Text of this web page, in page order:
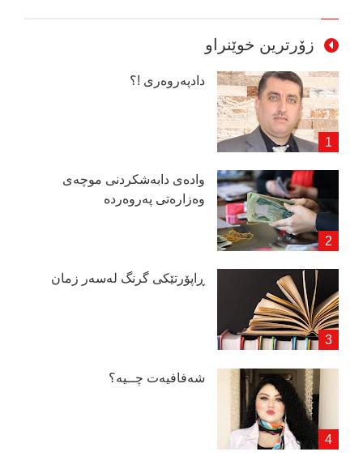
زۆرترین خوێنراو
دادپەروەری !؟
وادەی دابەشكردنی موچەی
وەزارەتی پەروەردە
ڕاپۆرتێكی گرنگ لەسەر زمان
شەفافیەت چــیە؟